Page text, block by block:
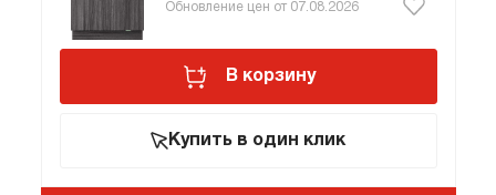
Аксессуары
Обновление цен от 07.08.2026
В корзину
Купить в один клик